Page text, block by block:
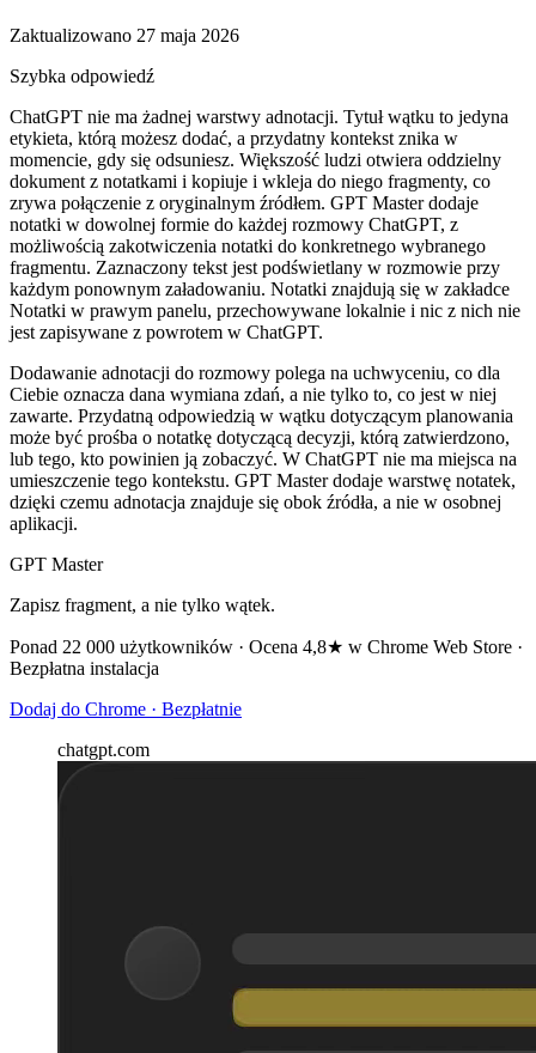
Zaktualizowano 27 maja 2026
Szybka odpowiedź
ChatGPT nie ma żadnej warstwy adnotacji. Tytuł wątku to jedyna
etykieta, którą możesz dodać, a przydatny kontekst znika w
momencie, gdy się odsuniesz. Większość ludzi otwiera oddzielny
dokument z notatkami i kopiuje i wkleja do niego fragmenty, co
zrywa połączenie z oryginalnym źródłem. GPT Master dodaje
notatki w dowolnej formie do każdej rozmowy ChatGPT, z
możliwością zakotwiczenia notatki do konkretnego wybranego
fragmentu. Zaznaczony tekst jest podświetlany w rozmowie przy
każdym ponownym załadowaniu. Notatki znajdują się w zakładce
Notatki w prawym panelu, przechowywane lokalnie i nic z nich nie
jest zapisywane z powrotem w ChatGPT.
Dodawanie adnotacji do rozmowy polega na uchwyceniu, co dla
Ciebie oznacza dana wymiana zdań, a nie tylko to, co jest w niej
zawarte. Przydatną odpowiedzią w wątku dotyczącym planowania
może być prośba o notatkę dotyczącą decyzji, którą zatwierdzono,
lub tego, kto powinien ją zobaczyć. W ChatGPT nie ma miejsca na
umieszczenie tego kontekstu. GPT Master dodaje warstwę notatek,
dzięki czemu adnotacja znajduje się obok źródła, a nie w osobnej
aplikacji.
GPT Master
Zapisz fragment, a nie tylko wątek.
Ponad 22 000 użytkowników · Ocena 4,8★ w Chrome Web Store ·
Bezpłatna instalacja
Dodaj do Chrome · Bezpłatnie
chatgpt.com